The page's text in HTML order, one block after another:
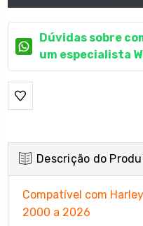
Dúvidas sobre
um especialista
Descrição do
Compatível com
2000 a 2026